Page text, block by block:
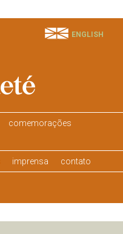
ENGLISH
imprensa contato
comemorações